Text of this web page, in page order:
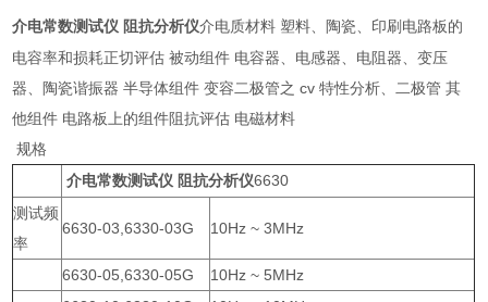
介电常数测试仪 阻抗分析仪介电质材料 塑料、陶瓷、印刷电路板的
电容率和损耗正切评估 被动组件 电容器、电感器、电阻器、变压
器、陶瓷谐振器 半导体组件 变容二极管之 cv 特性分析、二极管 其
他组件 电路板上的组件阻抗评估 电磁材料
规格
介电常数测试仪 阻抗分析仪6630
测试频
率
6630-03,6330-03G 10Hz ~ 3MHz
6630-05,6330-05G
10Hz ~ 5MHz